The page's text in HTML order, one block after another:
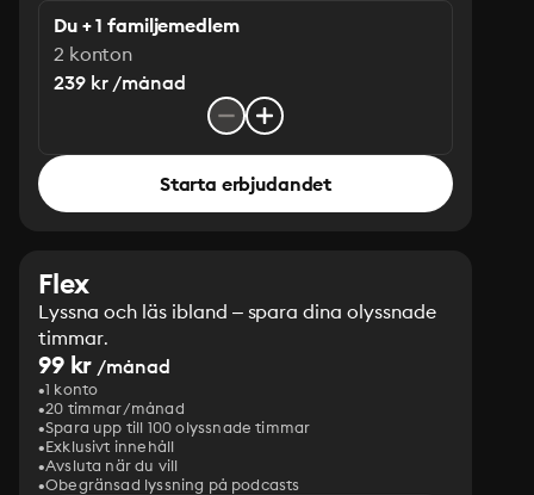
Du + 1 familjemedlem
2 konton
239 kr /månad
Starta erbjudandet
Flex
Lyssna och läs ibland – spara dina olyssnade
timmar.
99 kr /månad
1 konto
20 timmar/månad
Spara upp till 100 olyssnade timmar
Exklusivt innehåll
Avsluta när du vill
Obegränsad lyssning på podcasts